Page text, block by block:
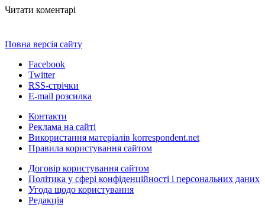
Читати коментарі
Повна версія сайту
Facebook
Twitter
RSS-стрічки
E-mail розсилка
Контакти
Реклама на сайті
Використання матеріалів korrespondent.net
Правила користування сайтом
Договір користування сайтом
Політика у сфері конфіденційності і персональних даних
Угода щодо користування
Редакція